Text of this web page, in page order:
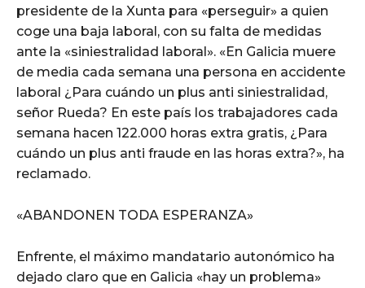
presidente de la Xunta para «perseguir» a quien
coge una baja laboral, con su falta de medidas
ante la «siniestralidad laboral». «En Galicia muere
de media cada semana una persona en accidente
laboral ¿Para cuándo un plus anti siniestralidad,
señor Rueda? En este país los trabajadores cada
semana hacen 122.000 horas extra gratis, ¿Para
cuándo un plus anti fraude en las horas extra?», ha
reclamado.
«ABANDONEN TODA ESPERANZA»
Enfrente, el máximo mandatario autonómico ha
dejado claro que en Galicia «hay un problema»